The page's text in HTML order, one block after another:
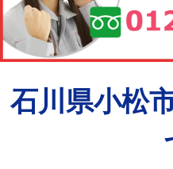
石川県小松